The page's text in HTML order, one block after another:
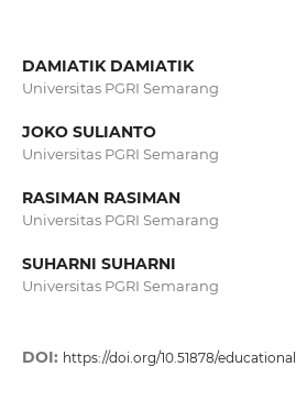
DAMIATIK DAMIATIK
Universitas PGRI Semarang
JOKO SULIANTO
Universitas PGRI Semarang
RASIMAN RASIMAN
Universitas PGRI Semarang
SUHARNI SUHARNI
Universitas PGRI Semarang
DOI: https://doi.org/10.51878/